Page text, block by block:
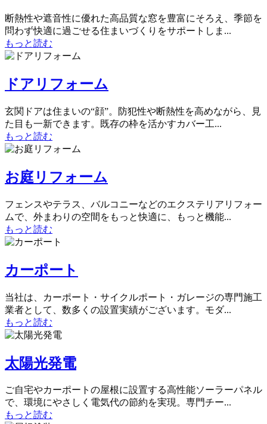
断熱性や遮音性に優れた高品質な窓を豊富にそろえ、季節を
問わず快適に過ごせる住まいづくりをサポートしま...
もっと読む
ドアリフォーム
玄関ドアは住まいの“顔”。防犯性や断熱性を高めながら、見
た目も一新できます。既存の枠を活かすカバー工...
もっと読む
お庭リフォーム
フェンスやテラス、バルコニーなどのエクステリアリフォー
ムで、外まわりの空間をもっと快適に、もっと機能...
もっと読む
カーポート
当社は、カーポート・サイクルポート・ガレージの専門施工
業者として、数多くの設置実績がございます。モダ...
もっと読む
太陽光発電
ご自宅やカーポートの屋根に設置する高性能ソーラーパネル
で、環境にやさしく電気代の節約を実現。専門チー...
もっと読む